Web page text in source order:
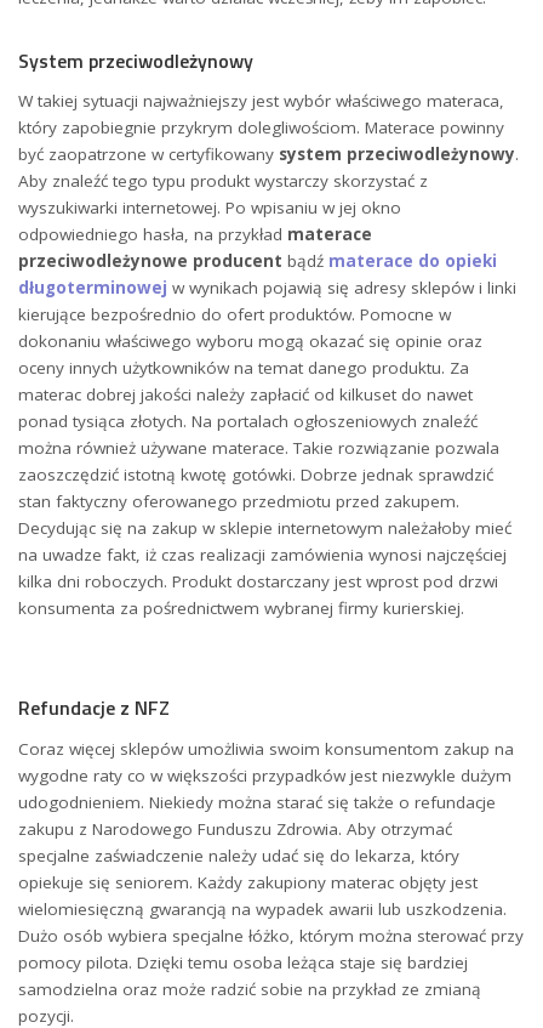
System przeciwodleżynowy
W takiej sytuacji najważniejszy jest wybór właściwego materaca,
który zapobiegnie przykrym dolegliwościom. Materace powinny
być zaopatrzone w certyfikowany system przeciwodleżynowy.
Aby znaleźć tego typu produkt wystarczy skorzystać z
wyszukiwarki internetowej. Po wpisaniu w jej okno
odpowiedniego hasła, na przykład materace
przeciwodleżynowe producent bądź materace do opieki
długoterminowej w wynikach pojawią się adresy sklepów i linki
kierujące bezpośrednio do ofert produktów. Pomocne w
dokonaniu właściwego wyboru mogą okazać się opinie oraz
oceny innych użytkowników na temat danego produktu. Za
materac dobrej jakości należy zapłacić od kilkuset do nawet
ponad tysiąca złotych. Na portalach ogłoszeniowych znaleźć
można również używane materace. Takie rozwiązanie pozwala
zaoszczędzić istotną kwotę gotówki. Dobrze jednak sprawdzić
stan faktyczny oferowanego przedmiotu przed zakupem.
Decydując się na zakup w sklepie internetowym należałoby mieć
na uwadze fakt, iż czas realizacji zamówienia wynosi najczęściej
kilka dni roboczych. Produkt dostarczany jest wprost pod drzwi
konsumenta za pośrednictwem wybranej firmy kurierskiej.
Refundacje z NFZ
Coraz więcej sklepów umożliwia swoim konsumentom zakup na
wygodne raty co w większości przypadków jest niezwykle dużym
udogodnieniem. Niekiedy można starać się także o refundacje
zakupu z Narodowego Funduszu Zdrowia. Aby otrzymać
specjalne zaświadczenie należy udać się do lekarza, który
opiekuje się seniorem. Każdy zakupiony materac objęty jest
wielomiesięczną gwarancją na wypadek awarii lub uszkodzenia.
Dużo osób wybiera specjalne łóżko, którym można sterować przy
pomocy pilota. Dzięki temu osoba leżąca staje się bardziej
samodzielna oraz może radzić sobie na przykład ze zmianą
pozycji.